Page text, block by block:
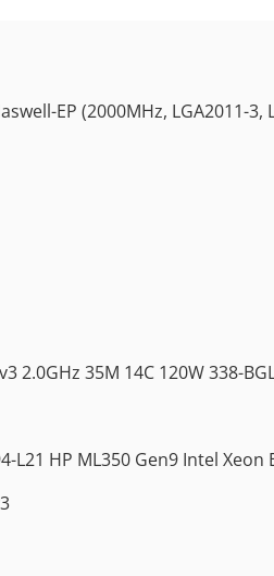
EP (2000MHz, LGA2011-3,
2.0GHz 35M 14C 120W 338-
HP ML350 Gen9 Intel